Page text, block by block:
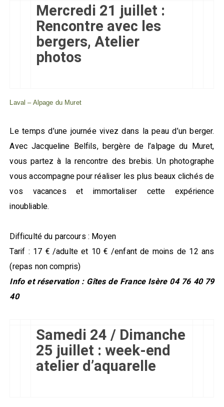
Mercredi 21 juillet :
Rencontre avec les
bergers, Atelier
photos
Laval – Alpage du Muret
Le temps d’une journée vivez dans la peau d’un berger.
Avec Jacqueline Belfils, bergère de l’alpage du Muret,
vous partez à la rencontre des brebis. Un photographe
vous accompagne pour réaliser les plus beaux clichés de
vos vacances et immortaliser cette expérience
inoubliable.
Difficulté du parcours : Moyen
Tarif : 17 € /adulte et 10 € /enfant de moins de 12 ans
(repas non compris)
Info et réservation : Gîtes de France Isère 04 76 40 79
40
Samedi 24 / Dimanche
25 juillet : week-end
atelier d’aquarelle